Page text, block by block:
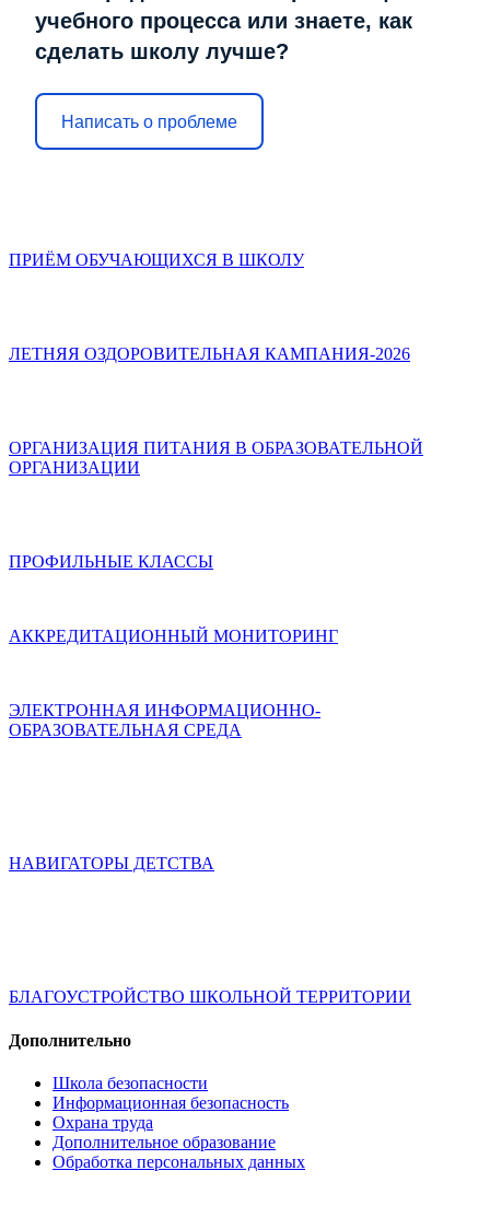
учебного процесса или знаете, как
сделать школу лучше?
Написать о проблеме
ПРИЁМ ОБУЧАЮЩИХСЯ В ШКОЛУ
ЛЕТНЯЯ ОЗДОРОВИТЕЛЬНАЯ КАМПАНИЯ-2026
ОРГАНИЗАЦИЯ ПИТАНИЯ В ОБРАЗОВАТЕЛЬНОЙ
ОРГАНИЗАЦИИ
ПРОФИЛЬНЫЕ КЛАССЫ
АККРЕДИТАЦИОННЫЙ МОНИТОРИНГ
ЭЛЕКТРОННАЯ ИНФОРМАЦИОННО-
ОБРАЗОВАТЕЛЬНАЯ СРЕДА
НАВИГАТОРЫ ДЕТСТВА
БЛАГОУСТРОЙСТВО ШКОЛЬНОЙ ТЕРРИТОРИИ
Дополнительно
Школа безопасности
Информационная безопасность
Охрана труда
Дополнительное образование
Обработка персональных данных